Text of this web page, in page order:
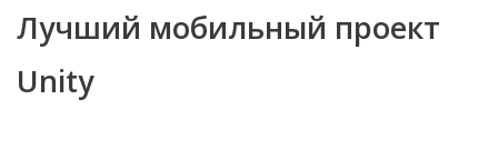
Лучший мобильный проект
Unity